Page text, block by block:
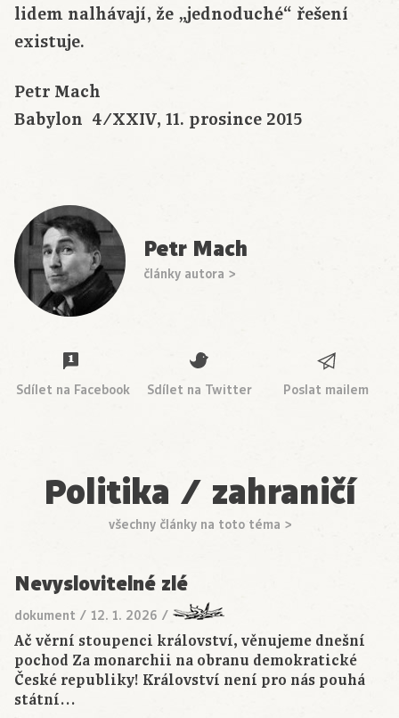
lidem nalhávají, že „jednoduché“ řešení
existuje.
Petr Mach
Babylon 4/XXIV, 11. prosince 2015
Petr Mach
články autora >
Sdílet na Facebook Sdílet na Twitter Poslat mailem
Politika / zahraničí
všechny články na toto téma >
Nevyslovitelné zlé
dokument / 12. 1. 2026 /
Ač věrní stoupenci království, věnujeme dnešní
pochod Za monarchii na obranu demokratické
České republiky! Království není pro nás pouhá
státní…